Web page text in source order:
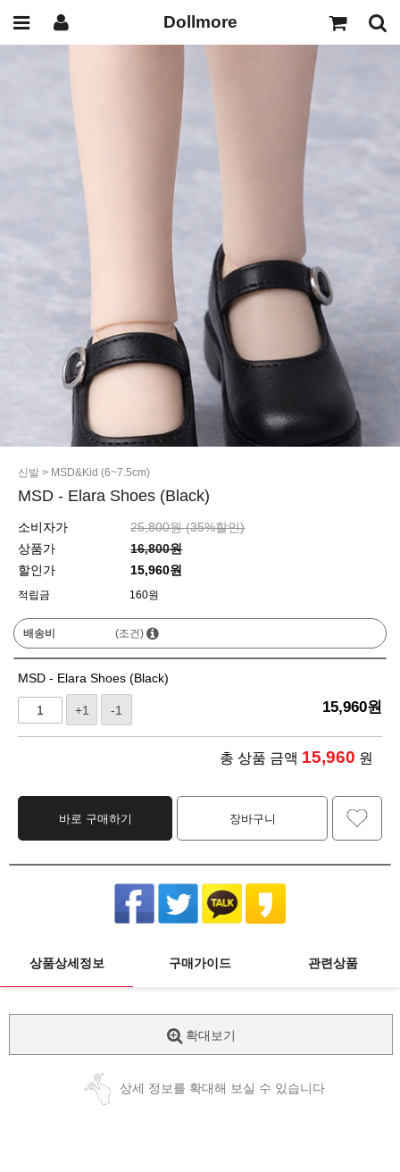
Dollmore
신발 > MSD&Kid (6~7.5cm)
MSD - Elara Shoes (Black)
소비자가 25,800원 (35%할인)
상품가
16,800원
할인가
15,960원
적립금 160원
배송비 (조건)
MSD - Elara Shoes (Black)
+1 -1 15,960원
총 상품 금액 15,960 원
바로 구매하기 장바구니
상품상세정보 구매가이드 관련상품
확대보기
상세 정보를 확대해 보실 수 있습니다